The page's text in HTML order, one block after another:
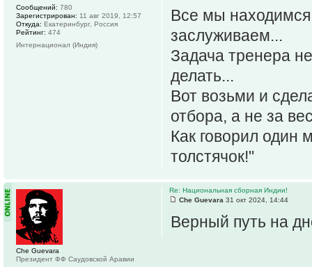
Все мы
заслуживаем...
Задача тренера
делать...
Вот возьми и
отбора, а не за
Как говорил один
толстячок!"
Сообщений: 780
Зарегистрирован: 11 авг 2019, 12:57
Откуда: Екатеринбург, Россия
Рейтинг: 474
Интернационал (Индия)
Re: Национальная сборная Индии!
Che Guevara 31 окт 2024, 14:44
Верный путь на
Che Guevara
Президент ФФ Саудовской Аравии